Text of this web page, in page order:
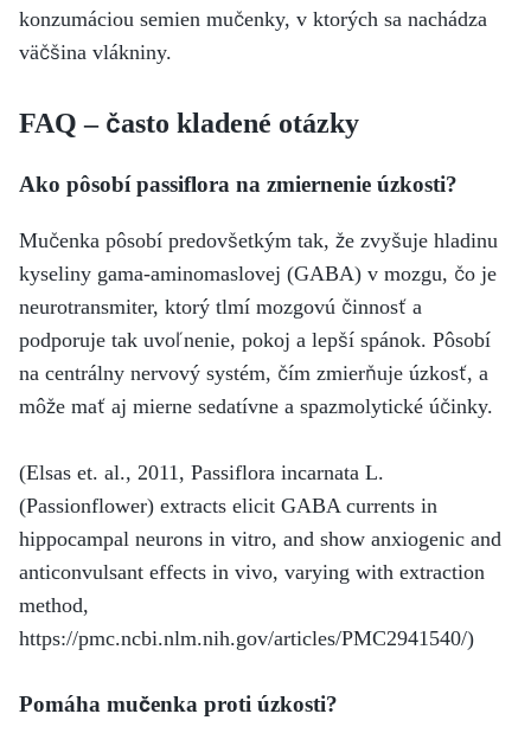
konzumáciou semien mučenky, v ktorých sa nachádza
väčšina vlákniny.
FAQ – často kladené otázky
Ako pôsobí passiflora na zmiernenie úzkosti?
Mučenka pôsobí predovšetkým tak, že zvyšuje hladinu
kyseliny gama-aminomaslovej (GABA) v mozgu, čo je
neurotransmiter, ktorý tlmí mozgovú činnosť a
podporuje tak uvoľnenie, pokoj a lepší spánok. Pôsobí
na centrálny nervový systém, čím zmierňuje úzkosť, a
môže mať aj mierne sedatívne a spazmolytické účinky.
(Elsas et. al., 2011, Passiflora incarnata L.
(Passionflower) extracts elicit GABA currents in
hippocampal neurons in vitro, and show anxiogenic and
anticonvulsant effects in vivo, varying with extraction
method,
https://pmc.ncbi.nlm.nih.gov/articles/PMC2941540/)
Pomáha mučenka proti úzkosti?